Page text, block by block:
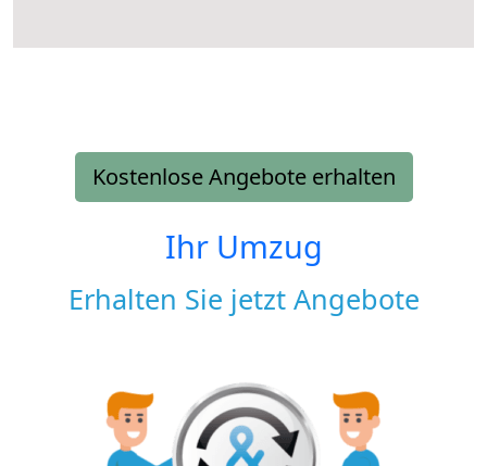
Kostenlose Angebote erhalten
Ihr Umzug
Erhalten Sie jetzt Angebote